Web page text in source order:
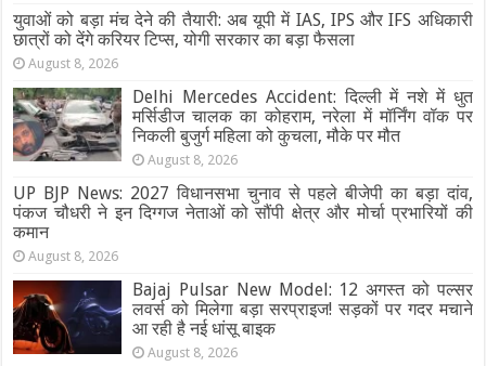
युवाओं को बड़ा मंच देने की तैयारी: अब यूपी में IAS, IPS और IFS अधिकारी
छात्रों को देंगे करियर टिप्स, योगी सरकार का बड़ा फैसला
August 8, 2026
Delhi Mercedes Accident: दिल्ली में नशे में धुत
मर्सिडीज चालक का कोहराम, नरेला में मॉर्निंग वॉक पर
निकली बुजुर्ग महिला को कुचला, मौके पर मौत
August 8, 2026
UP BJP News: 2027 विधानसभा चुनाव से पहले बीजेपी का बड़ा दांव,
पंकज चौधरी ने इन दिग्गज नेताओं को सौंपी क्षेत्र और मोर्चा प्रभारियों की
कमान
August 8, 2026
Bajaj Pulsar New Model: 12 अगस्त को पल्सर
लवर्स को मिलेगा बड़ा सरप्राइज! सड़कों पर गदर मचाने
आ रही है नई धांसू बाइक
August 8, 2026